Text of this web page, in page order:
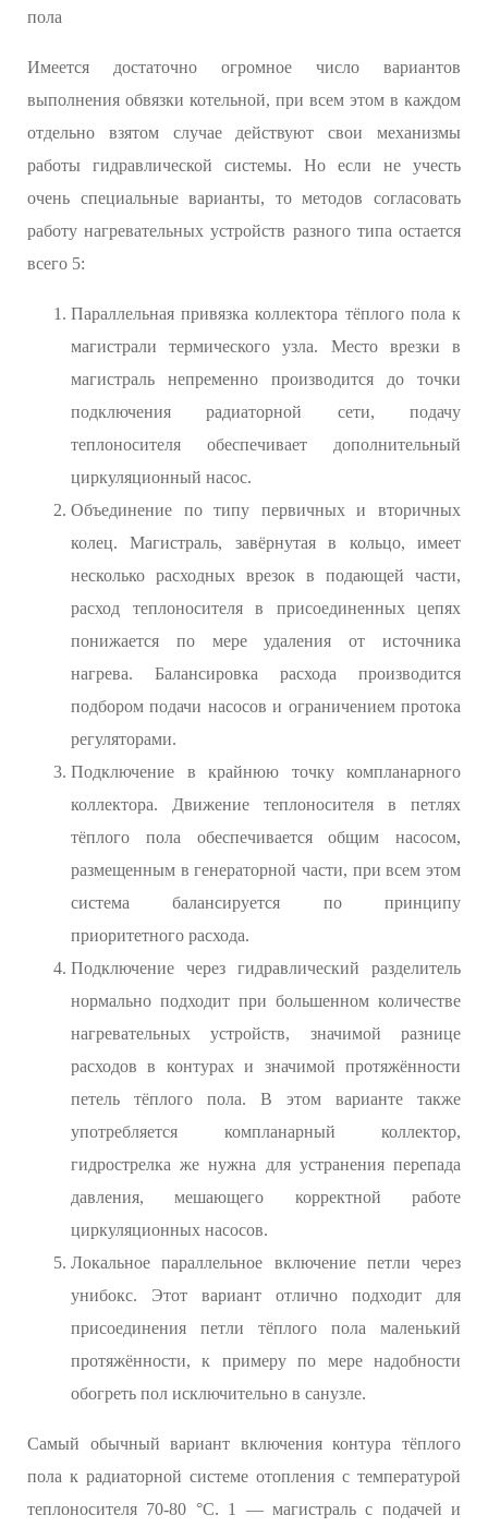
пола
Имеется достаточно огромное число вариантов
выполнения обвязки котельной, при всем этом в каждом
отдельно взятом случае действуют свои механизмы
работы гидравлической системы. Но если не учесть
очень специальные варианты, то методов согласовать
работу нагревательных устройств разного типа остается
всего 5:
Параллельная привязка коллектора тёплого пола к
магистрали термического узла. Место врезки в
магистраль непременно производится до точки
подключения радиаторной сети, подачу
теплоносителя обеспечивает дополнительный
циркуляционный насос.
Объединение по типу первичных и вторичных
колец. Магистраль, завёрнутая в кольцо, имеет
несколько расходных врезок в подающей части,
расход теплоносителя в присоединенных цепях
понижается по мере удаления от источника
нагрева. Балансировка расхода производится
подбором подачи насосов и ограничением протока
регуляторами.
Подключение в крайнюю точку компланарного
коллектора. Движение теплоносителя в петлях
тёплого пола обеспечивается общим насосом,
размещенным в генераторной части, при всем этом
система балансируется по принципу
приоритетного расхода.
Подключение через гидравлический разделитель
нормально подходит при большенном количестве
нагревательных устройств, значимой разнице
расходов в контурах и значимой протяжённости
петель тёплого пола. В этом варианте также
употребляется компланарный коллектор,
гидрострелка же нужна для устранения перепада
давления, мешающего корректной работе
циркуляционных насосов.
Локальное параллельное включение петли через
унибокс. Этот вариант отлично подходит для
присоединения петли тёплого пола маленький
протяжённости, к примеру по мере надобности
обогреть пол исключительно в санузле.
Самый обычный вариант включения контура тёплого
пола к радиаторной системе отопления с температурой
теплоносителя 70-80 °С. 1 — магистраль с подачей и